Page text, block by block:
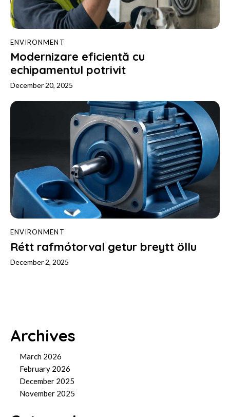
ENVIRONMENT
Modernizare eficientă cu
echipamentul potrivit
December 20, 2025
ENVIRONMENT
Rétt rafmótorval getur breytt öllu
December 2, 2025
Archives
March 2026
February 2026
December 2025
November 2025